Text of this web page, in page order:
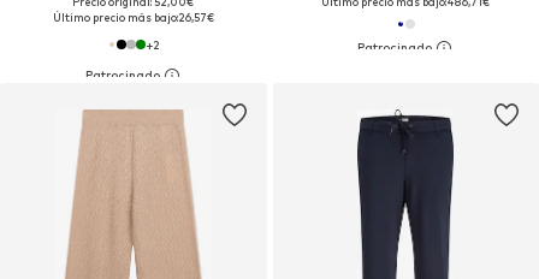
Último precio más bajo:26,57€
+2